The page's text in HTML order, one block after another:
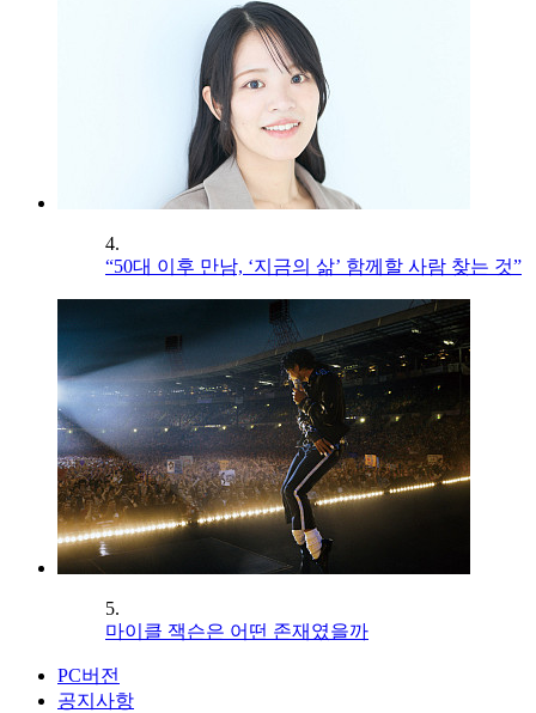
4.
“50대 이후 만남, ‘지금의 삶’ 함께할 사람 찾는 것”
5.
마이클 잭슨은 어떤 존재였을까
PC버전
공지사항